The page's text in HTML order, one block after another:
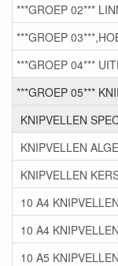
***GROEP 02***
***GROEP
***GROEP 04***
***GROEP 05***
KNIPVELLEN
KNIPVELLEN
KNIPVELLEN
10 A4
10 A4
10 A5